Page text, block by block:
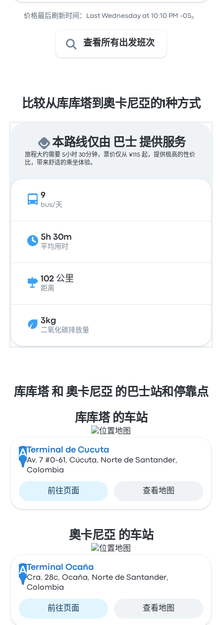
价格最后刷新时间：Last Wednesday at 10:10 PM -05。
查看所有出发班次
比较从库库塔到奧卡尼亞的1种方式
本路线仅由 巴士 提供服务
旅程大约需要 5小时 30分钟，票价仅从 ¥115 起，提供极高的性价
比，带来舒适的乘坐体验。
9
bus/天
5h 30m
平均用时
102 公里
距离
3kg
二氧化碳排放量
库库塔 和 奧卡尼亞 的巴士站和停靠点
库库塔 的车站
A Terminal de Cucuta
Av. 7 #0-61, Cúcuta, Norte de Santander,
Colombia
前往页面 查看地图
奧卡尼亞 的车站
A Terminal Ocaña
Cra. 28c, Ocaña, Norte de Santander,
Colombia
前往页面 查看地图